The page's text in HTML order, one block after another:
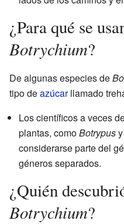
¿Para qué se
Botrychium?
De algunas especies de
tipo deazúcarllamado
Los científicos a veces
plantas, comoBotrypusy
considerarse parte del
géneros separados.
¿Quién
Botrychium?